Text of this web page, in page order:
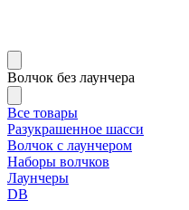
Волчок без лаунчера
Все товары
Разукрашенное шасси
Волчок с лаунчером
Наборы волчков
Лаунчеры
DB